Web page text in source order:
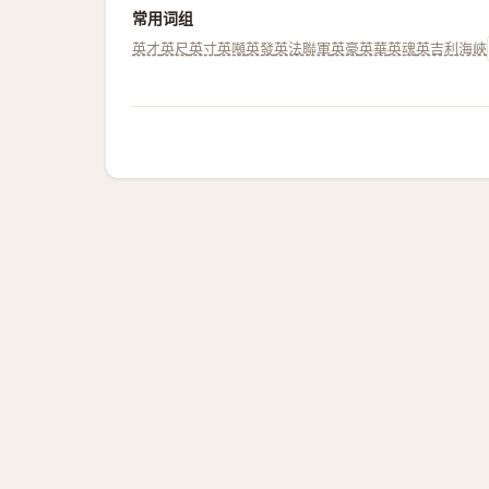
常用词组
英才英尺英寸英噸英發英法聯軍英豪英華英魂英吉利海峽